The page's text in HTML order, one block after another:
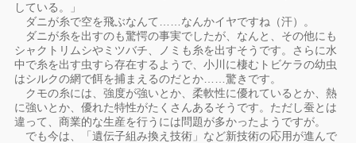
している。」
ダニが糸で空を飛ぶなんて……なんかイヤですね（汗）。
ダニが糸を出すのも驚愕の事実でしたが、なんと、その他にも
シャクトリムシやミツバチ、ノミも糸を出すそうです。さらに水
中で糸を出す虫すら存在するようで、小川に棲むトビケラの幼虫
はシルクの網で餌を捕まえるのだとか……驚きです。
クモの糸には、強度が強いとか、柔軟性に優れているとか、熱
に強いとか、優れた特性がたくさんあるそうです。ただし蚕とは
違って、商業的な生産を行うには問題が多かったようですが。
でも今は、「遺伝子組み換え技術」など新技術の応用が進んで